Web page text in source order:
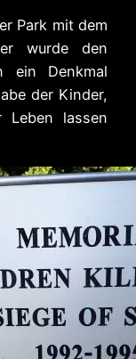
Park mit dem
wurde den
ein Denkmal
der Kinder,
Leben lassen